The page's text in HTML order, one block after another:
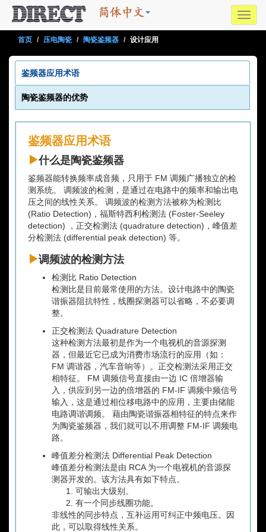
首页 压电陶瓷 陶瓷鉴频器 设计应用
鉴频器应用术语
陶瓷鉴频器的优势
鉴频器应用术语
什么是陶瓷鉴频器
鉴频器能转换频率成音频，只用于 FM 调频广播独立的检
测系统。 调频波的检测，是通过在电路中的频率和输出电
压之间的线性关系。 调频波的检测方法被称为检测比
(Ratio Detection)，福斯特西利检测法 (Foster-Seeley
detection) ，正交检测法 (quadrature detection)，峰值差
分检测法 (differential peak detection) 等。
调频波的检测方法
检测比 Ratio Detection
检测比是目前最常使用的方法。设计电路中的陶瓷
谐振器阻抗特性，线圈探测器可以省略，不必要调
整。
正交检测法 Quadrature Detection
这种检测方法最初是作为一个电视机的音源探测
器，但最近它已成为消费市场流行的应用（如：
FM 调谐器，汽车音响等）。正交检测法采用正交
相特征。 FM 调频信号直接由一边 IC 倍增器输
入，供应到另一边的倍增器的 FM-IF 调频中频信号
输入，这是通过相位移电路中的应用，主要由储能
电路调谐调频。 藉由陶瓷谐振器相特征的特点来作
为陶瓷鉴频器，我们就可以不用调整 FM-IF 调频电
路。
峰值差分检测法 Differential Peak Detection
峰值差分检测法是由 RCA 为一个电视机的音源探
测器开发的。该方法具有如下特点。
可输出大级别。
有一个同步线圈功能。
非线性的同步特点，互补运用可纠正中频电压。因
此，可以取得线性关系。